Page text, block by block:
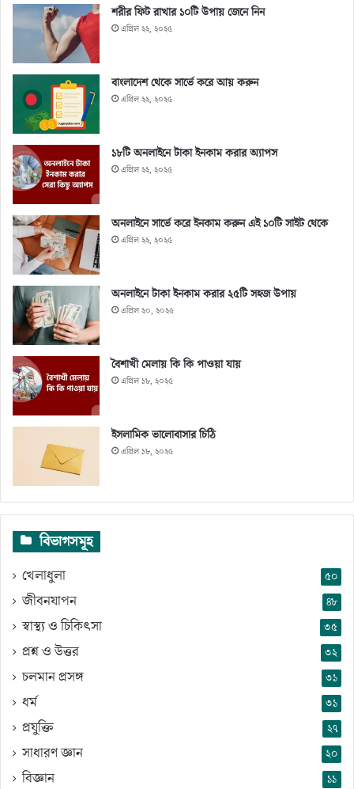
শরীর ফিট রাখার ১০টি উপায় জেনে নিন
এপ্রিল ২২, ২০২৫
বাংলাদেশ থেকে সার্ভে করে আয় করুন
এপ্রিল ২২, ২০২৫
১৮টি অনলাইনে টাকা ইনকাম করার অ্যাপস
এপ্রিল ২২, ২০২৫
অনলাইনে সার্ভে করে ইনকাম করুন এই ১০টি সাইট থেকে
এপ্রিল ২২, ২০২৫
অনলাইনে টাকা ইনকাম করার ২৫টি সহজ উপায়
এপ্রিল ২০, ২০২৫
বৈশাখী মেলায় কি কি পাওয়া যায়
এপ্রিল ১৮, ২০২৫
ইসলামিক ভালোবাসার চিঠি
এপ্রিল ১৮, ২০২৫
বিভাগসমূহ
খেলাধুলা ৫০
জীবনযাপন ৪৮
স্বাস্থ্য ও চিকিৎসা ৩৫
প্রশ্ন ও উত্তর ৩২
চলমান প্রসঙ্গ ৩১
ধর্ম ৩১
প্রযুক্তি ২৭
সাধারণ জ্ঞান ২০
বিজ্ঞান ১১